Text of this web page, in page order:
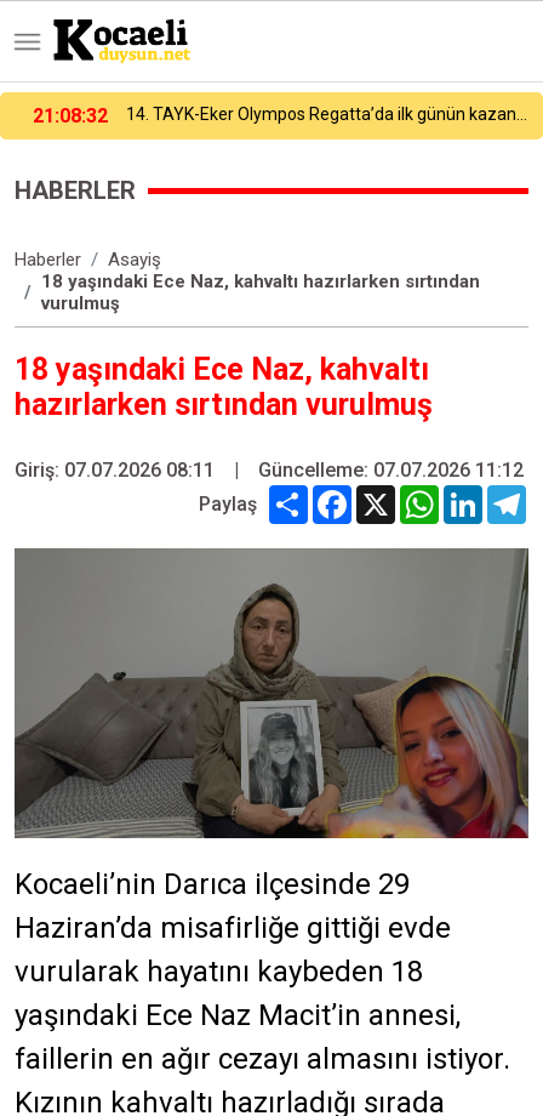
21:08:32
HABERLER
Haberler
Asayiş
18 yaşındaki Ece Naz, kahvaltı hazırlarken sırtından
vurulmuş
18 yaşındaki Ece Naz, kahvaltı
hazırlarken sırtından vurulmuş
Giriş: 07.07.2026 08:11 |
Güncelleme: 07.07.2026 11:12
Paylaş
Share Facebook
X WhatsApp
Kocaeli’nin Darıca ilçesinde 29
Haziran’da misafirliğe gittiği evde
vurularak hayatını kaybeden 18
yaşındaki Ece Naz Macit’in annesi,
faillerin en ağır cezayı almasını istiyor.
Kızının kahvaltı hazırladığı sırada